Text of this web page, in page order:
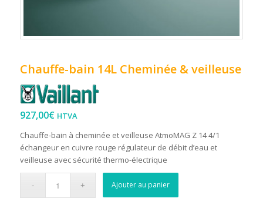
Chauffe-bain 14L Cheminée & veilleuse
927,00€ HTVA
Chauffe-bain à cheminée et veilleuse AtmoMAG Z 14 4/1
échangeur en cuivre rouge régulateur de débit d’eau et
veilleuse avec sécurité thermo-électrique
Ajouter au panier